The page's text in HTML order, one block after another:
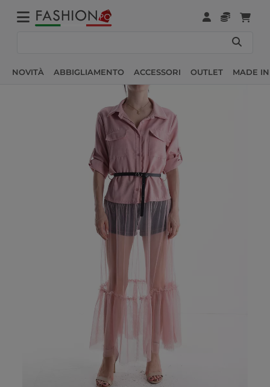
NOVITÀ ABBIGLIAMENTO ACCESSORI OUTLET MADE